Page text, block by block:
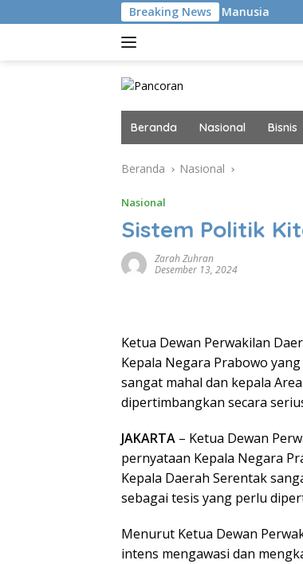
ke
Breaking News
Canggih, tapi Manusia Kaki Pegal
Beranda Nasional Bisnis
Beranda Nasional
Nasional
Sistem Politik
Zarah Zuhran
Desember 13, 2024
Ketua Dewan Perwakilan
Kepala Negara Prabowo
sangat mahal dan kepala
dipertimbangkan secara
JAKARTA – Ketua Dewan
pernyataan Kepala Negara
Kepala Daerah Serentak
sebagai tesis yang perlu
Menurut Ketua Dewan
intens mengawasi dan